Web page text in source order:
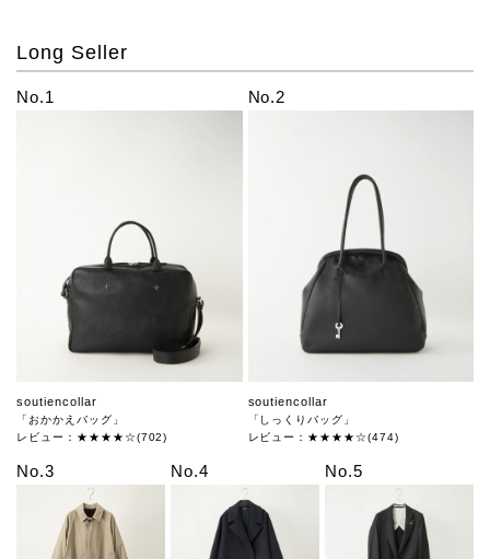
Long Seller
No.1
soutiencollar
「おかかえバッグ」
レビュー：★★★★☆(702)
No.2
soutiencollar
「しっくりバッグ」
レビュー：★★★★☆(474)
No.3 No.4 No.5